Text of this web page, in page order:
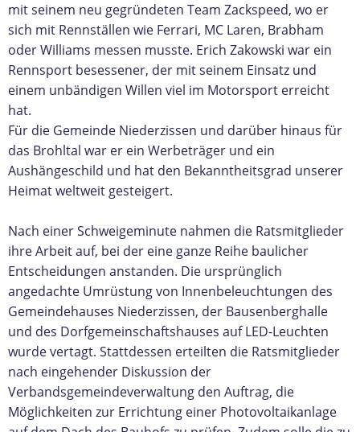
mit seinem neu gegründeten Team Zackspeed, wo er
sich mit Rennställen wie Ferrari, MC Laren, Brabham
oder Williams messen musste. Erich Zakowski war ein
Rennsport besessener, der mit seinem Einsatz und
einem unbändigen Willen viel im Motorsport erreicht
hat.
Für die Gemeinde Niederzissen und darüber hinaus für
das Brohltal war er ein Werbeträger und ein
Aushängeschild und hat den Bekanntheitsgrad unserer
Heimat weltweit gesteigert.
Nach einer Schweigeminute nahmen die Ratsmitglieder
ihre Arbeit auf, bei der eine ganze Reihe baulicher
Entscheidungen anstanden. Die ursprünglich
angedachte Umrüstung von Innenbeleuchtungen des
Gemeindehauses Niederzissen, der Bausenberghalle
und des Dorfgemeinschaftshauses auf LED-Leuchten
wurde vertagt. Stattdessen erteilten die Ratsmitglieder
nach eingehender Diskussion der
Verbandsgemeindeverwaltung den Auftrag, die
Möglichkeiten zur Errichtung einer Photovoltaikanlage